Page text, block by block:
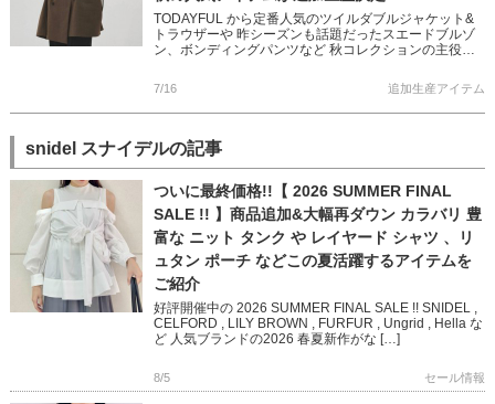
TODAYFUL から定番人気のツイルダブルジャケット&
トラウザーや 昨シーズンも話題だったスエードブルゾ
ン、ボンディングパンツなど 秋コレクションの主役ア
活躍 […]
7/16 追加生産アイテム
snidel スナイデルの記事
ついに最終価格!!【 2026 SUMMER FINAL
SALE !! 】商品追加&大幅再ダウン カラバリ 豊
富な ニット タンク や レイヤード シャツ 、リ
ュタン ポーチ などこの夏活躍するアイテムを
ご紹介
好評開催中の 2026 SUMMER FINAL SALE !! SNIDEL ,
CELFORD , LILY BROWN , FURFUR , Ungrid , Hella な
ど 人気ブランドの2026 春夏新作がな […]
8/5 セール情報